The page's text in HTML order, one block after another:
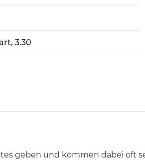
3.30
geben und kommen dabei oft